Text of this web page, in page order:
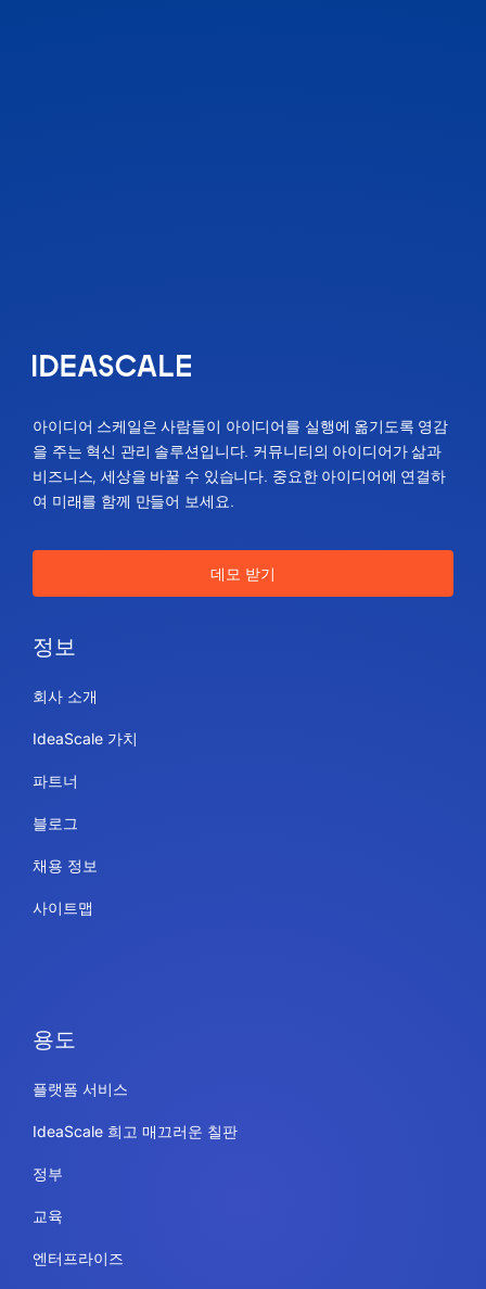
아이디어 스케일은 사람들이 아이디어를 실행에 옮기도록 영감
을 주는 혁신 관리 솔루션입니다. 커뮤니티의 아이디어가 삶과
비즈니스, 세상을 바꿀 수 있습니다. 중요한 아이디어에 연결하
여 미래를 함께 만들어 보세요.
데모 받기
정보
회사 소개
IdeaScale 가치
파트너
블로그
채용 정보
사이트맵
용도
플랫폼 서비스
IdeaScale 희고 매끄러운 칠판
정부
교육
엔터프라이즈